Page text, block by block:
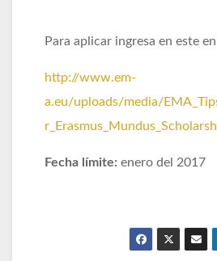
Para aplicar ingresa en este
http://www.em-
a.eu/uploads/media/
Fecha límite: enero del 2017